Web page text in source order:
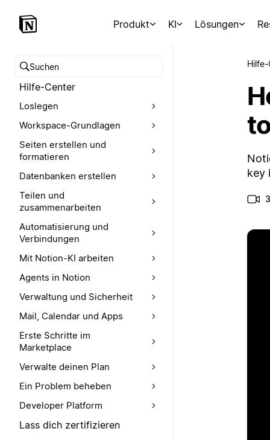
Produkt KI Lösungen
Hilfe-Center durchsuchen
Hilfe-Center
Loslegen
Workspace-Grundlagen
Seiten erstellen und
formatieren
Datenbanken erstellen
Teilen und
zusammenarbeiten
Automatisierung und
Verbindungen
Mit Notion-KI arbeiten
Agents in Notion
Verwaltung und Sicherheit
Mail, Calendar und Apps
Erste Schritte im
Marketplace
Verwalte deinen Plan
Ein Problem beheben
Developer Platform
Lass dich zertifizieren
key